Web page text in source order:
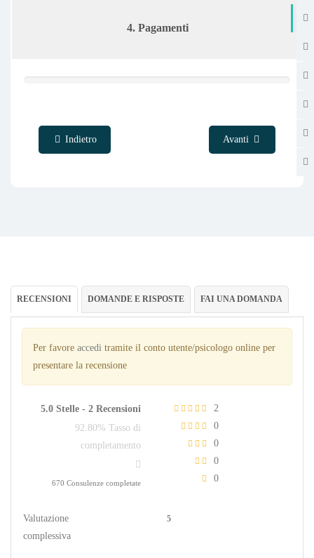
4. Pagamenti
Indietro Avanti
RECENSIONI DOMANDE E RISPOSTE FAI UNA DOMANDA
Per favore accedi tramite il conto utente/psicologo online per
presentare la recensione
5.0 Stelle - 2 Recensioni
92.80% Tasso di
completamento
670 Consulenze completate
2
0
0
0
0
Valutazione
complessiva
5